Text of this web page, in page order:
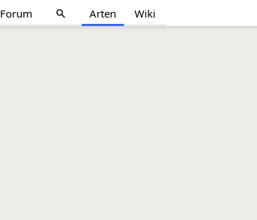
Forum search Arten Wiki